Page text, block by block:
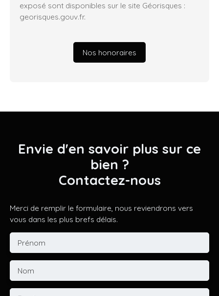
exposé sont disponibles sur le site Géorisques :
georisques.gouv.fr.
Nos honoraires
Envie d'en savoir plus sur ce
bien ?
Contactez-nous
Merci de remplir le formulaire, nous reviendrons vers
vous dans les plus brefs délais.
Prénom
Nom